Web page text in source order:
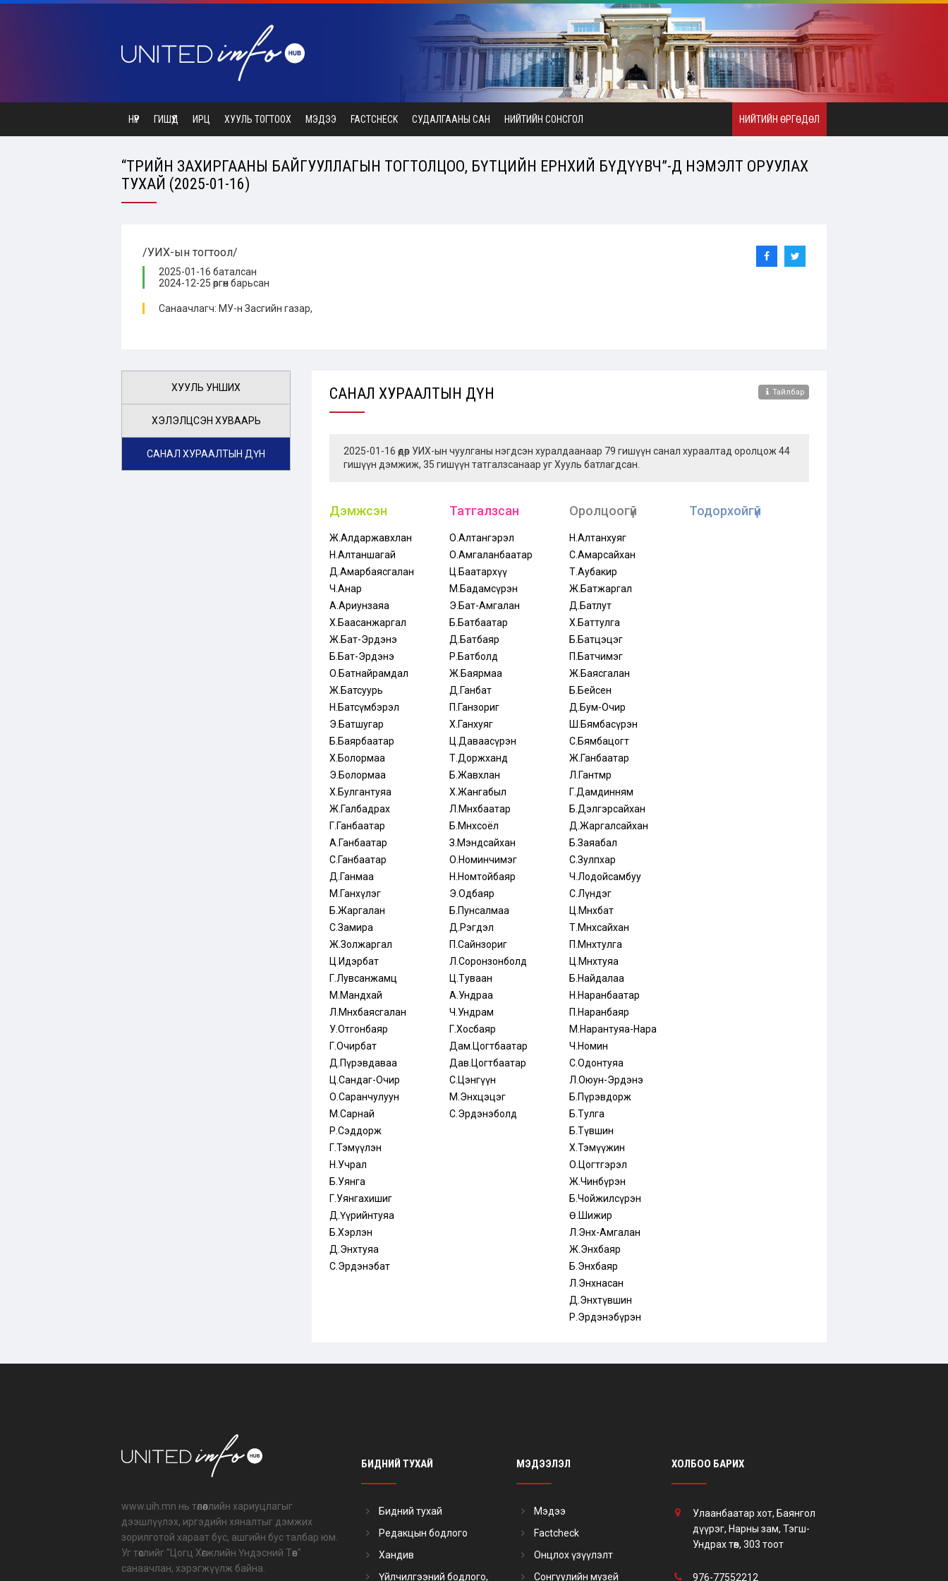
НҮҮР ГИШҮҮД ИРЦ ХУУЛЬ ТОГТООХ МЭДЭЭ FACTCHECK СУДАЛГААНЫ САН НИЙТИЙН СОНСГОЛ НИЙТИЙН ӨРГӨДӨЛ
“ТӨРИЙН ЗАХИРГААНЫ БАЙГУУЛЛАГЫН ТОГТОЛЦОО, БҮТЦИЙН ЕРӨНХИЙ БҮДҮҮВЧ”-Д НЭМЭЛТ ОРУУЛАХ
ТУХАЙ (2025-01-16)
/УИХ-ын тогтоол/
2025-01-16 баталсан
2024-12-25 өргөн барьсан
Санаачлагч: МУ-н Засгийн газар,
ХУУЛЬ УНШИХ
ХЭЛЭЛЦСЭН ХУВААРЬ
САНАЛ ХУРААЛТЫН ДҮН
САНАЛ ХУРААЛТЫН ДҮН Тайлбар
2025-01-16 өдөр УИХ-ын чуулганы нэгдсэн хуралдаанаар 79 гишүүн санал хураалтад оролцож 44
гишүүн дэмжиж, 35 гишүүн татгалзсанаар уг Хууль батлагдсан.
Дэмжсэн
Ж.Алдаржавхлан
Н.Алтаншагай
Д.Амарбаясгалан
Ч.Анар
А.Ариунзаяа
Х.Баасанжаргал
Ж.Бат-Эрдэнэ
Б.Бат-Эрдэнэ
О.Батнайрамдал
Ж.Батсуурь
Н.Батсүмбэрэл
Э.Батшугар
Б.Баярбаатар
Х.Болормаа
Э.Болормаа
Х.Булгантуяа
Ж.Галбадрах
Г.Ганбаатар
А.Ганбаатар
С.Ганбаатар
Д.Ганмаа
М.Ганхүлэг
Б.Жаргалан
С.Замира
Ж.Золжаргал
Ц.Идэрбат
Г.Лувсанжамц
М.Мандхай
Л.Мөнхбаясгалан
У.Отгонбаяр
Г.Очирбат
Д.Пүрэвдаваа
Ц.Сандаг-Очир
О.Саранчулуун
М.Сарнай
Р.Сэддорж
Г.Тэмүүлэн
Н.Учрал
Б.Уянга
Г.Уянгахишиг
Д.Үүрийнтуяа
Б.Хэрлэн
Д.Энхтуяа
С.Эрдэнэбат
Татгалзсан
О.Алтангэрэл
О.Амгаланбаатар
Ц.Баатархүү
М.Бадамсүрэн
Э.Бат-Амгалан
Б.Батбаатар
Д.Батбаяр
Р.Батболд
Ж.Баярмаа
Д.Ганбат
П.Ганзориг
Х.Ганхуяг
Ц.Даваасүрэн
Т.Доржханд
Б.Жавхлан
Х.Жангабыл
Л.Мөнхбаатар
Б.Мөнхсоёл
З.Мэндсайхан
О.Номинчимэг
Н.Номтойбаяр
Э.Одбаяр
Б.Пунсалмаа
Д.Рэгдэл
П.Сайнзориг
Л.Соронзонболд
Ц.Туваан
А.Ундраа
Ч.Ундрам
Г.Хосбаяр
Дам.Цогтбаатар
Дав.Цогтбаатар
С.Цэнгүүн
М.Энхцэцэг
С.Эрдэнэболд
Оролцоогүй
Н.Алтанхуяг
С.Амарсайхан
Т.Аубакир
Ж.Батжаргал
Д.Батлут
Х.Баттулга
Б.Батцэцэг
П.Батчимэг
Ж.Баясгалан
Б.Бейсен
Д.Бум-Очир
Ш.Бямбасүрэн
С.Бямбацогт
Ж.Ганбаатар
Л.Гантөмөр
Г.Дамдинням
Б.Дэлгэрсайхан
Д.Жаргалсайхан
Б.Заяабал
С.Зулпхар
Ч.Лодойсамбуу
С.Лүндэг
Ц.Мөнхбат
Т.Мөнхсайхан
П.Мөнхтулга
Ц.Мөнхтуяа
Б.Найдалаа
Н.Наранбаатар
П.Наранбаяр
М.Нарантуяа-Нара
Ч.Номин
С.Одонтуяа
Л.Оюун-Эрдэнэ
Б.Пүрэвдорж
Б.Тулга
Б.Түвшин
Х.Тэмүүжин
О.Цогтгэрэл
Ж.Чинбүрэн
Б.Чойжилсүрэн
Ө.Шижир
Л.Энх-Амгалан
Ж.Энхбаяр
Б.Энхбаяр
Л.Энхнасан
Д.Энхтүвшин
Р.Эрдэнэбүрэн
Тодорхойгүй
www.uih.mn нь төлөөллийн хариуцлагыг
дээшлүүлэх, иргэдийн хяналтыг дэмжих
зорилготой хараат бус, ашгийн бус талбар юм.
Уг төслийг "Цогц Хөгжлийн Үндэсний Төв"
санаачлан, хэрэгжүүлж байна.
БИДНИЙ ТУХАЙ
Бидний тухай
Редакцын бодлого
Хандив
Үйлчилгээний бодлого,
МЭДЭЭЛЭЛ
Мэдээ
Factcheck
Онцлох үзүүлэлт
Сонгуулийн музей
ХОЛБОО БАРИХ
Улаанбаатар хот, Баянгол
дүүрэг, Нарны зам, Тэгш-
Ундрах төв, 303 тоот
976-77552212